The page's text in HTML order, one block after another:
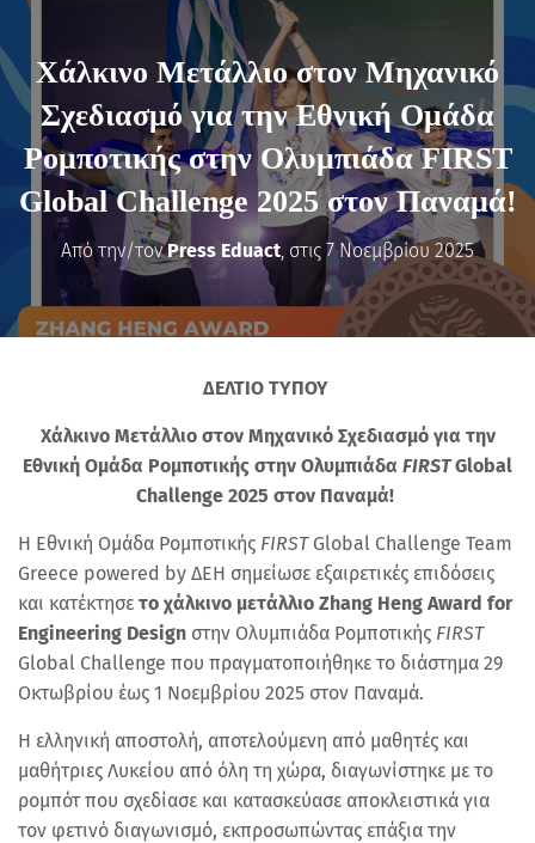
Χάλκινο Μετάλλιο στον Μηχανικό
Σχεδιασμό για την Εθνική Ομάδα
Ρομποτικής στην Ολυμπιάδα FIRST
Global Challenge 2025 στον Παναμά!
Από την/τονPress Eduact , στις 7 Νοεμβρίου 2025
ΔΕΛΤΙΟ ΤΥΠΟΥ
Χάλκινο Μετάλλιο στον Μηχανικό Σχεδιασμό για την
Εθνική Ομάδα Ρομποτικής στην Ολυμπιάδα FIRSTGlobal
Challenge 2025 στον Παναμά!
Η Εθνική Ομάδα Ρομποτικής FIRST Global Challenge Team
Greece powered by ΔΕΗ σημείωσε εξαιρετικές επιδόσεις
και κατέκτησε το χάλκινο μετάλλιο Zhang Heng Award for
Engineering Design στην Ολυμπιάδα Ρομποτικής FIRST
Global Challenge που πραγματοποιήθηκε το διάστημα 29
Οκτωβρίου έως 1 Νοεμβρίου 2025 στον Παναμά.
Η ελληνική αποστολή, αποτελούμενη από μαθητές και
μαθήτριες Λυκείου από όλη τη χώρα, διαγωνίστηκε με το
ρομπότ που σχεδίασε και κατασκεύασε αποκλειστικά για
τον φετινό διαγωνισμό, εκπροσωπώντας επάξια την